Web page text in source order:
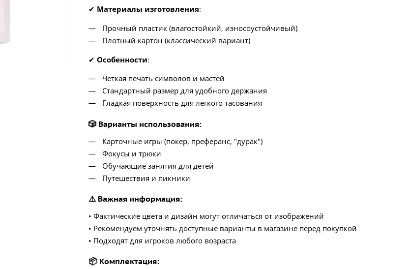
✔ Материалы изготовления:
Прочный пластик (влагостойкий, износоустойчивый)
Плотный картон (классический вариант)
✔ Особенности:
Четкая печать символов и мастей
Стандартный размер для удобного держания
Гладкая поверхность для легкого тасования
🎲 Варианты использования:
Карточные игры (покер, преферанс, "дурак")
Фокусы и трюки
Обучающие занятия для детей
Путешествия и пикники
⚠️ Важная информация:
• Фактические цвета и дизайн могут отличаться от изображений
• Рекомендуем уточнять доступные варианты в магазине перед покупкой
• Подходят для игроков любого возраста
📦 Комплектация: